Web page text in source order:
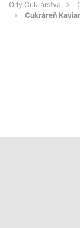
Orly Cukrárstva
Cukráreň